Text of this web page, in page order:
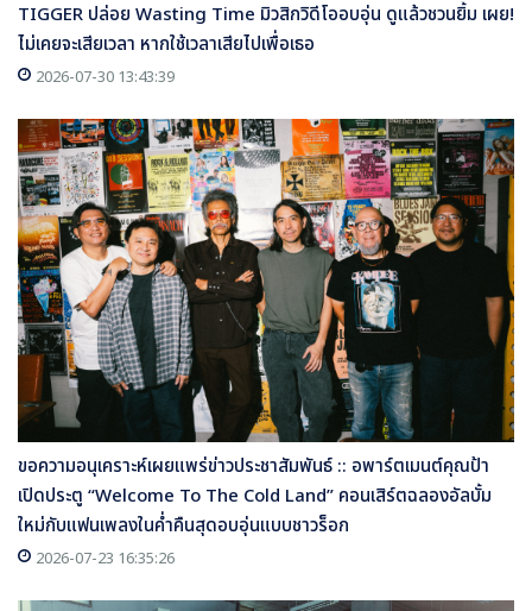
TIGGER ปล่อย Wasting Time มิวสิกวิดีโออบอุ่น ดูแล้วชวนยิ้ม เผย!
ไม่เคยจะเสียเวลา หากใช้เวลาเสียไปเพื่อเธอ
2026-07-30 13:43:39
ขอความอนุเคราะห์เผยแพร่ข่าวประชาสัมพันธ์ :: อพาร์ตเมนต์คุณป้า
เปิดประตู “Welcome To The Cold Land” คอนเสิร์ตฉลองอัลบั้ม
ใหม่กับแฟนเพลงในค่ำคืนสุดอบอุ่นแบบชาวร็อก
2026-07-23 16:35:26